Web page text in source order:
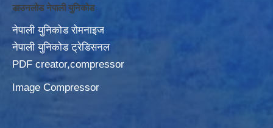
डाउनलोड नेपाली युनिकोड
नेपाली युनिकोड रोमनाइज
नेपाली युनिकोड ट्रेडिसनल
PDF creator,compressor
Image Compressor